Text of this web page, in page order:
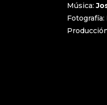
Música:
Fotografía: